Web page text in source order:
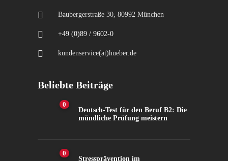
Baubergerstraße 30, 80992 München
+49 (0)89 / 9602-0
kundenservice(at)hueber.de
Beliebte Beiträge
0
Deutsch-Test für den Beruf B2: Die
mündliche Prüfung meistern
0
Stressprävention im